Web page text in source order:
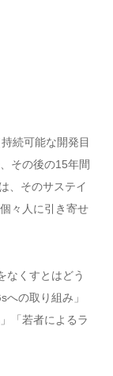
続可能な開発目
その後の15年間
、そのサステイ
々人に引き寄せ
なくすとはどう
の取り組み」
「若者によるラ